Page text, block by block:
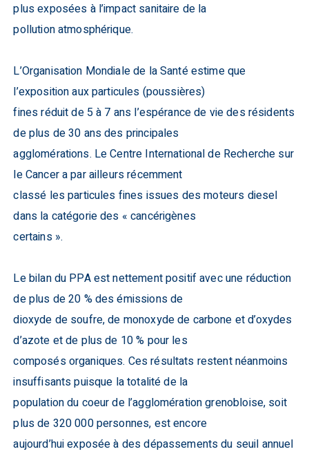
plus exposées à l’impact sanitaire de la
pollution atmosphérique.
L’Organisation Mondiale de la Santé estime que
l’exposition aux particules (poussières)
fines réduit de 5 à 7 ans l’espérance de vie des résidents
de plus de 30 ans des principales
agglomérations. Le Centre International de Recherche sur
le Cancer a par ailleurs récemment
classé les particules fines issues des moteurs diesel
dans la catégorie des « cancérigènes
certains ».
Le bilan du PPA est nettement positif avec une réduction
de plus de 20 % des émissions de
dioxyde de soufre, de monoxyde de carbone et d’oxydes
d’azote et de plus de 10 % pour les
composés organiques. Ces résultats restent néanmoins
insuffisants puisque la totalité de la
population du coeur de l’agglomération grenobloise, soit
plus de 320 000 personnes, est encore
aujourd’hui exposée à des dépassements du seuil annuel